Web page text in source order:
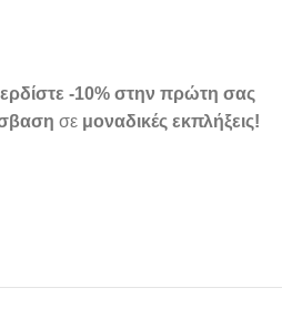
-10% στην πρώτη σας
σε μοναδικές εκπλήξεις!